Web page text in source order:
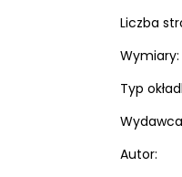
Liczba
Wymiary:
Typ
Autor: